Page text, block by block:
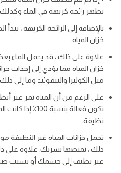
تظهر رائحة كريهة في الماء وكذلك
بالإضافة إلى الرائحة الكريهة ،
خزان المياه.
علاوة على ذلك ، قد يحمل الماء
خزان المياه مما يؤدي إلى إحداث
مثل الكوليرا والتيفوئيد وما إلى ذلك.
على الرغم من أن المياه تمر عبر
تكون فعالة بنسبة
نظيفة.
تحمل خزانات المياه غير النظيفة
ذلك ، تمتصها بشرتك. علاوة على
غير نظيف إلى جسمك أو يسبب